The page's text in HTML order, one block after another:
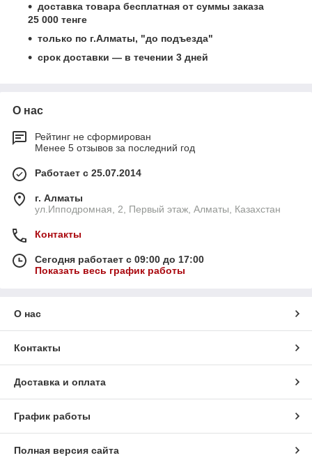
доставка товара бесплатная от суммы заказа
25 000 тенге
только по г.Алматы, "до подъезда"
срок доставки ― в течении 3 дней
О нас
Рейтинг не сформирован
Менее 5 отзывов за последний год
Работает с 25.07.2014
г. Алматы
ул.Ипподромная, 2, Первый этаж, Алматы, Казахстан
Контакты
Сегодня работает с 09:00 до 17:00
Показать весь график работы
О нас
Контакты
Доставка и оплата
График работы
Полная версия сайта